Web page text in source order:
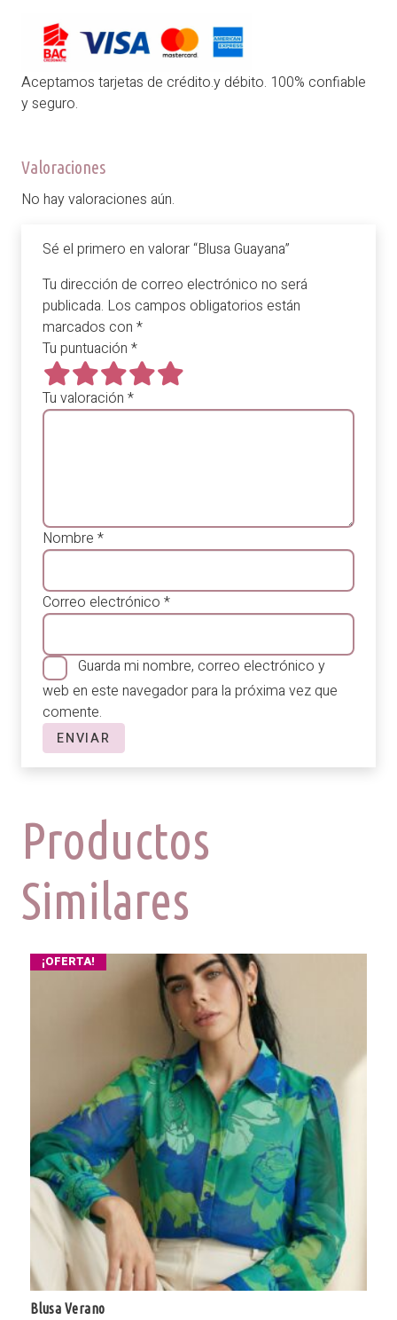
Aceptamos tarjetas de crédito.y débito. 100% confiable
y seguro.
Valoraciones
No hay valoraciones aún.
Sé el primero en valorar “Blusa Guayana”
Tu dirección de correo electrónico no será
publicada. Los campos obligatorios están
marcados con *
Tu puntuación *
Tu valoración *
Nombre *
Correo electrónico *
Guarda mi nombre, correo electrónico y
web en este navegador para la próxima vez que
comente.
Productos
Similares
¡OFERTA!
Blusa Verano